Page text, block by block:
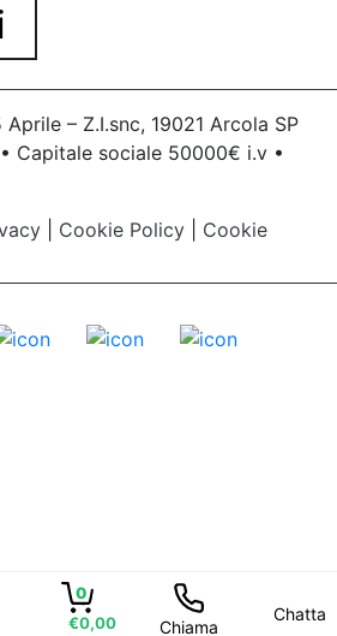
– Z.I.snc, 19021 Arcola SP
• Capitale sociale 50000€ i.v •
Cookie Policy
Cookie
0
€0,00
Chiama
Chatta